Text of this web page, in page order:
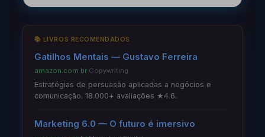
📚 LIVROS RECOMENDADOS
Gatilhos Mentais — Gustavo Ferreira
amazon.com.br·Copywriting
Estratégias de persuasão aplicadas a negócios e
comunicação. 18.000+ avaliações ★4.6.
Marketing 6.0 — O futuro é imersivo